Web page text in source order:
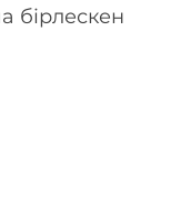
бірлескен